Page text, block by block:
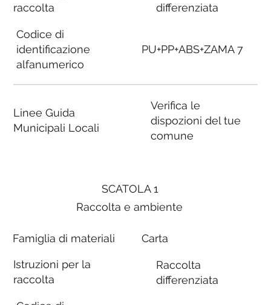
SCATOLA 1
Raccolta e ambiente
Famiglia di materiali
Istruzioni per la
raccolta
Carta
Raccolta
differenziata
raccolta
Codice di
identificazione
alfanumerico
Linee Guida
Municipali Locali
differenziata
PU+PP+ABS+ZAMA 7
Verifica le
dispozioni del tue
comune